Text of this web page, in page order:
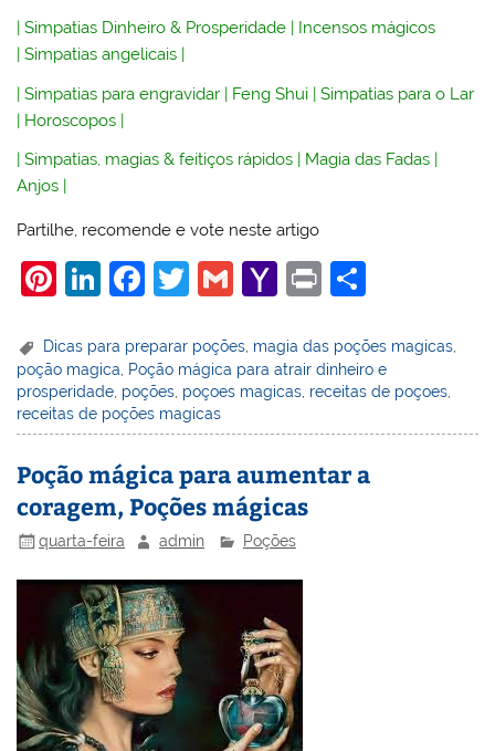
|Simpatias Dinheiro & Prosperidade | Incensos mágicos
|Simpatias angelicais |
|Simpatias para engravidar | Feng Shui |Simpatias para o Lar
| Horoscopos |
|Simpatias, magias & feitiços rápidos | Magia das Fadas |
Anjos |
Partilhe, recomende e vote neste artigo
Pi
er
e
st
Li
k
e
dI
n
F
c
e
b
o
o
k
T
itt
er
G
ai
l
Y
h
o
ai
l
Pr
t
ar
e
Dicas para preparar poções magia das poções magicas
poção magica
Poção mágica para atrair dinheiro e
prosperidade poções poçoes magicas receitas de poçoes
receitas de poções magicas
Poção mágica para aumentar a
coragem, Poções mágicas
quarta-feira admin Poções